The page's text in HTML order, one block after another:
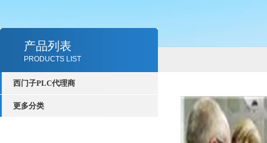
产品列表
PRODUCTS LIST
西门子PLC代理商
更多分类